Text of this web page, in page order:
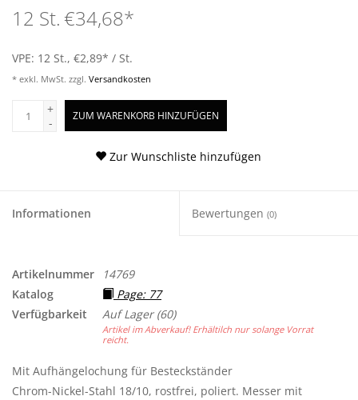
12 St. €34,68*
VPE: 12 St., €2,89* / St.
* exkl. MwSt. zzgl. Versandkosten
+
-
ZUM WARENKORB HINZUFÜGEN
Zur Wunschliste hinzufügen
Informationen Bewertungen (0)
Artikelnummer
14769
Katalog
Page: 77
Verfügbarkeit
Auf Lager(60)
Artikel im Abverkauf! Erhältilch nur solange Vorrat
reicht.
Mit Aufhängelochung für Besteckständer
Chrom-Nickel-Stahl 18/10, rostfrei, poliert. Messer mit